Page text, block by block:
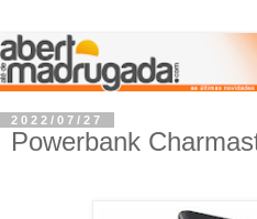
2022/07/27
Powerbank